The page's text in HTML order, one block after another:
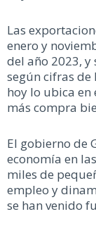
Las
enero y
del año 2023,
según cifras de
hoy lo ubica en
más compra
El gobierno de
economía en
miles de
empleo y
se han venido